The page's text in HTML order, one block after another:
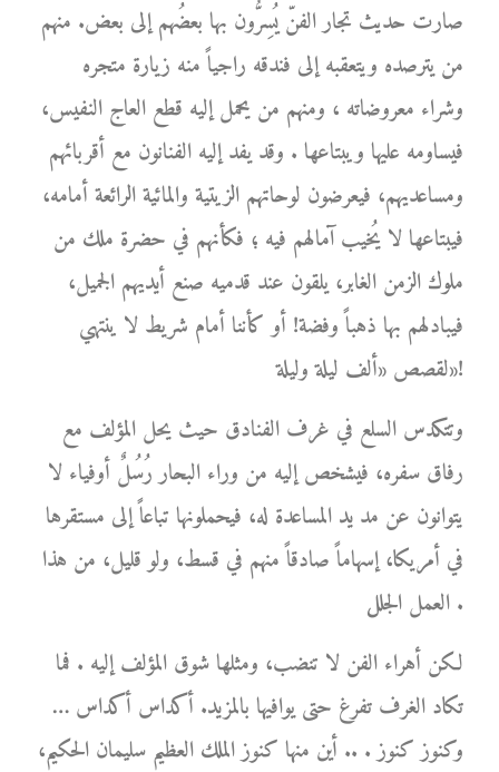
صارت حديث تجار الفنّ يُسِرُّون بها بعضُهم إلى بعض. منهم
من يترصده ويتعقبه إلى فندقه راجياً منه زيارة متجره
وشراء معروضاته ، ومنهم من يحمل إليه قطع العاج النفيس،
فيساومه عليها ويبتاعها . وقد يفد إليه الفنانون مع أقربائهم
ومساعديهم، فيعرضون لوحاتهم الزيتية والمائية الرائعة أمامه،
فيبتاعها لا يُخيب آمالهم فيه ؛ فكأنهم في حضرة ملك من
ملوك الزمن الغابر، يلقون عند قدميه صنع أيديهم الجميل،
فيبادلهم بها ذهباً وفضة! أو كأننا أمام شريط لا ينتهي
لقصص «ألف ليلة وليلة»!
وتتكدس السلع في غرف الفنادق حيث يحل المؤلف مع
رفاق سفره، فيشخص إليه من وراء البحار رُسُلٌ أوفياء لا
يتوانون عن مد يد المساعدة له، فيحملونها تباعاً إلى مستقرها
في أمريكا، إسهاماً صادقاً منهم في قسط، ولو قليل، من هذا
العمل الجلل .
لكن أهراء الفن لا تنضب، ومثلها شوق المؤلف إليه . فما
تكاد الغرف تفرغ حتى يوافيها بالمزيد. أكداس أكداس …
وكنوز كنوز . .. أين منها كنوز الملك العظيم سليمان الحكيم،